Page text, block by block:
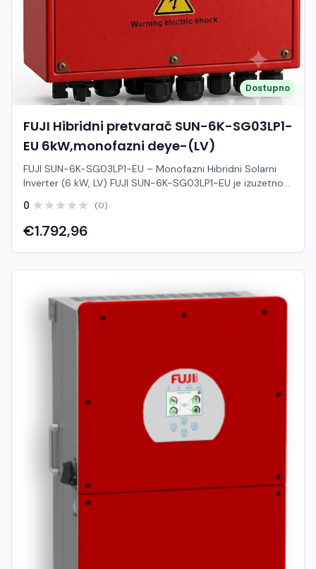
Dostupno
FUJI Hibridni pretvarač SUN-6K-SG03LP1-
EU 6kW,monofazni deye-(LV)
FUJI SUN-6K-SG03LP1-EU – Monofazni Hibridni Solarni
Inverter (6 kW, LV) FUJI SUN-6K-SG03LP1-EU je izuzetno
nazivne snage 6 kW, dizajniran za rad s niskonaponskim
baterijama (Low Voltage - 48 V). Ovaj uređaj objedinjuje
funkcije mrežnog (on-grid) pretvarača, punjača baterija i
autonomnog (off-grid/backup) sustava napajanja. Idealno
je rješenje za kućanstva i manje poslovne objekte koji žele
proizvedene energije i pouzdano rezervno napajanje u
slučaju nestanka struje iz mreže. Glavne Prednosti i
Funkcionalnosti Rad s niskonaponskim baterijama (48 V):
40 V do 60 V osigurava sigurnost i jednostavnu
Backup (UPS funkcija): U slučaju nestanka struje u mreži,
inverter prebacuje napajanje na baterije u manje od 5 ms,
što jamči neometan rad osjetljivih uređaja poput
računala, mrežne opreme i sustava grijanja. Podrška za
funkcijom automatskog pokretanja (Signal Dry Contact),
čime se osigurava dodatni izvor energije u dugotrajnim
razdobljima bez sunca. Mogućnost paralelnog spajanja:
Podržava paralelno povezivanje do 16 jedinica (i u
0 (0)
€1.792,96